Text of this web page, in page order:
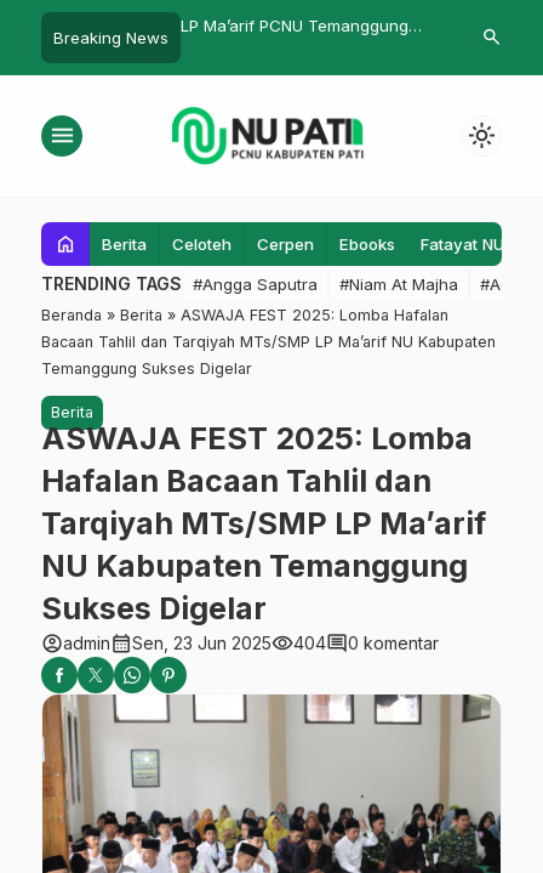
Breaking News
PCNU Temanggung
Sosialisasi PIP Aspirasi
Pemindahan Kuburan Karena AdaPuisi
search
menu light_mode
home Berita Celoteh Cerpen Ebooks Fatayat NU
TRENDING TAGS #Angga Saputra #Niam At Majha #Admin
Beranda » Berita » ASWAJA FEST 2025: Lomba Hafalan
Bacaan Tahlil dan Tarqiyah MTs/SMP LP Ma’arif NU Kabupaten
Temanggung Sukses Digelar
Berita
ASWAJA FEST 2025: Lomba
Hafalan Bacaan Tahlil dan
Tarqiyah MTs/SMP LP Ma’arif
NU Kabupaten Temanggung
Sukses Digelar
account_circleadmincalendar_monthSen, 23 Jun 2025visibility404comment0 komentar